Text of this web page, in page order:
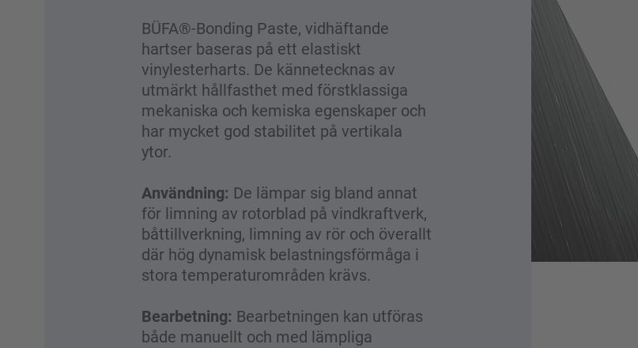
BÜFA®-Bonding Paste, vidhäftande
hartser baseras på ett elastiskt
vinylesterharts. De kännetecknas av
utmärkt hållfasthet med förstklassiga
mekaniska och kemiska egenskaper och
har mycket god stabilitet på vertikala
ytor.
Användning: De lämpar sig bland annat
för limning av rotorblad på vindkraftverk,
båttillverkning, limning av rör och överallt
där hög dynamisk belastningsförmåga i
stora temperaturområden krävs.
Bearbetning: Bearbetningen kan utföras
både manuellt och med lämpliga